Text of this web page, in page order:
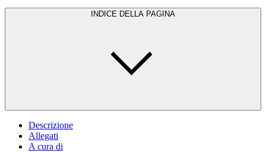
INDICE DELLA PAGINA
Descrizione
Allegati
A cura di